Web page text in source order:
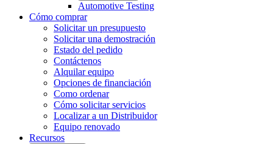
Automotive Testing
Cómo comprar
Solicitar un presupuesto
Solicitar una demostración
Estado del pedido
Contáctenos
Alquilar equipo
Opciones de financiación
Como ordenar
Cómo solicitar servicios
Localizar a un Distribuidor
Equipo renovado
Recursos